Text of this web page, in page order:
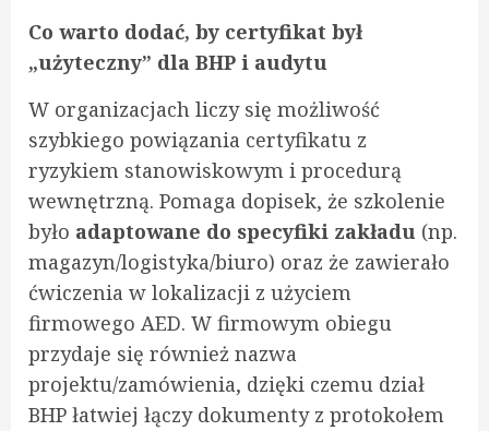
Co warto dodać, by certyfikat był
„użyteczny” dla BHP i audytu
W organizacjach liczy się możliwość
szybkiego powiązania certyfikatu z
ryzykiem stanowiskowym i procedurą
wewnętrzną. Pomaga dopisek, że szkolenie
było adaptowane do specyfiki zakładu (np.
magazyn/logistyka/biuro) oraz że zawierało
ćwiczenia w lokalizacji z użyciem
firmowego AED. W firmowym obiegu
przydaje się również nazwa
projektu/zamówienia, dzięki czemu dział
BHP łatwiej łączy dokumenty z protokołem